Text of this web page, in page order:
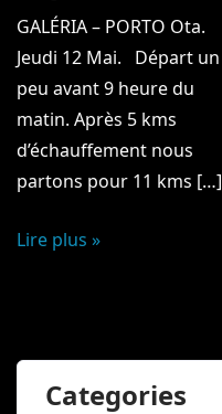
GALÉRIA – PORTO Ota.
Jeudi 12 Mai. Départ un
peu avant 9 heure du
matin. Après 5 kms
d’échauffement nous
partons pour 11 kms […]
Lire plus »
Categories